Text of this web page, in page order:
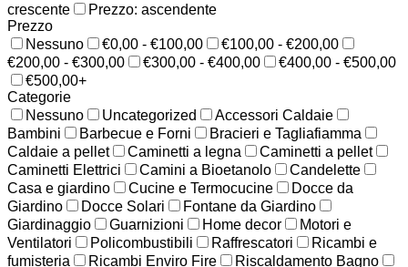
crescente
Prezzo: ascendente
Prezzo
Nessuno
€0,00 - €100,00
€100,00 - €200,00
€200,00 - €300,00
€300,00 - €400,00
€400,00 - €500,00
€500,00+
Categorie
Nessuno
Uncategorized
Accessori Caldaie
Bambini
Barbecue e Forni
Bracieri e Tagliafiamma
Caldaie a pellet
Caminetti a legna
Caminetti a pellet
Caminetti Elettrici
Camini a Bioetanolo
Candelette
Casa e giardino
Cucine e Termocucine
Docce da
Giardino
Docce Solari
Fontane da Giardino
Giardinaggio
Guarnizioni Home decor
Motori e
Ventilatori
Policombustibili Raffrescatori
Ricambi e
fumisteria
Ricambi Enviro Fire
Riscaldamento Bagno